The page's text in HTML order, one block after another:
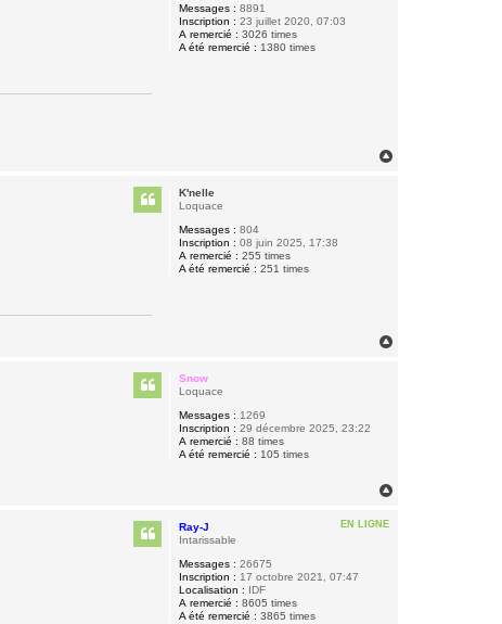
Messages : 8891
Inscription : 23 juillet 2020, 07:03
A remercié : 3026 times
A été remercié : 1380 times
K'nelle
Loquace
Messages : 804
Inscription : 08 juin 2025, 17:38
A remercié : 255 times
A été remercié : 251 times
Snow
Loquace
Messages : 1269
Inscription : 29 décembre 2025, 23:22
A remercié : 88 times
A été remercié : 105 times
EN LIGNE
Ray-J
Intarissable
Messages : 26675
Inscription : 17 octobre 2021, 07:47
Localisation : IDF
A remercié : 8605 times
A été remercié : 3865 times